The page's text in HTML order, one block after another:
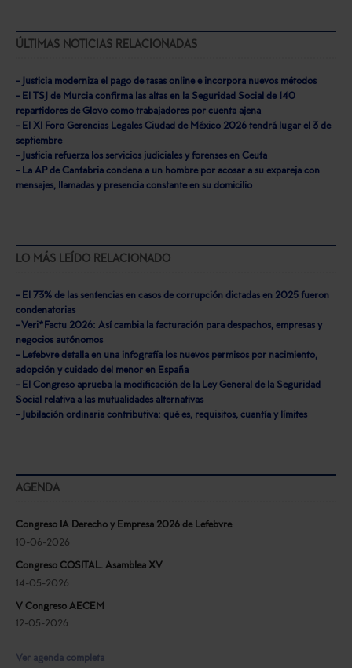
ÚLTIMAS NOTICIAS RELACIONADAS
- Justicia moderniza el pago de tasas online e incorpora nuevos métodos
- El TSJ de Murcia confirma las altas en la Seguridad Social de 140
repartidores de Glovo como trabajadores por cuenta ajena
- El XI Foro Gerencias Legales Ciudad de México 2026 tendrá lugar el 3 de
septiembre
- Justicia refuerza los servicios judiciales y forenses en Ceuta
- La AP de Cantabria condena a un hombre por acosar a su expareja con
mensajes, llamadas y presencia constante en su domicilio
LO MÁS LEÍDO RELACIONADO
- El 73% de las sentencias en casos de corrupción dictadas en 2025 fueron
condenatorias
- Veri*Factu 2026: Así cambia la facturación para despachos, empresas y
negocios autónomos
- Lefebvre detalla en una infografía los nuevos permisos por nacimiento,
adopción y cuidado del menor en España
- El Congreso aprueba la modificación de la Ley General de la Seguridad
Social relativa a las mutualidades alternativas
- Jubilación ordinaria contributiva: qué es, requisitos, cuantía y límites
AGENDA
Congreso IA Derecho y Empresa 2026 de Lefebvre
10-06-2026
Congreso COSITAL. Asamblea XV
14-05-2026
V Congreso AECEM
12-05-2026
Ver agenda completa